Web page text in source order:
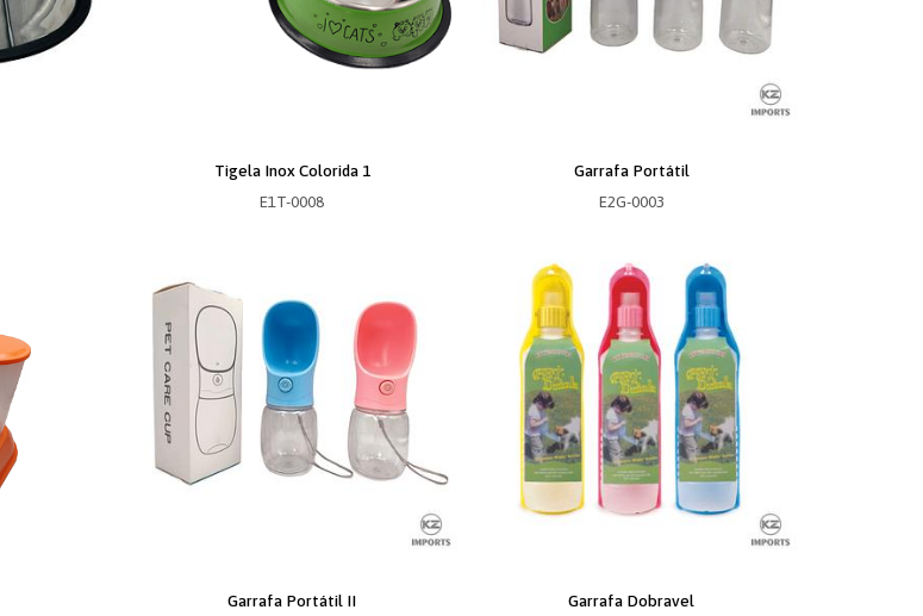
Tigela Inox Colorida 1
E1T-0008
Garrafa Portátil
E2G-0003
Garrafa Portátil II
Garrafa Dobravel